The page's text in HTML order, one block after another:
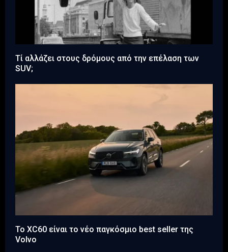
Τί αλλάζει στους δρόμους από την επέλαση των
SUV;
Το XC60 είναι το νέο παγκόσμιο best seller της
Volvo